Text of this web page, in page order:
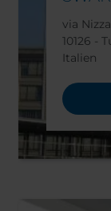
via
10126 -
Italien